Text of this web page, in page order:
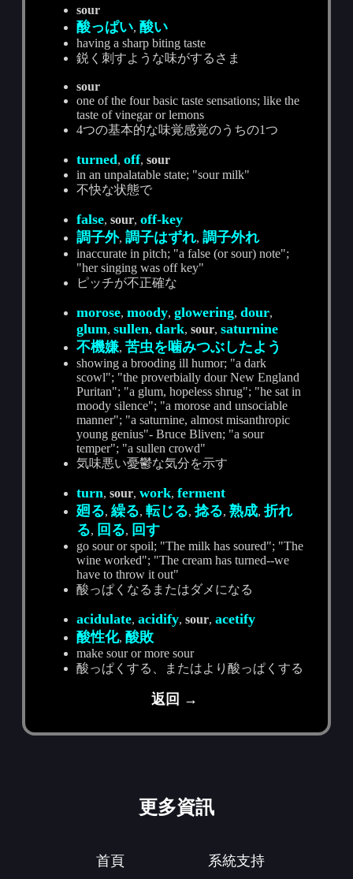
sour
酸っぱい,酸い
having a sharp biting taste
鋭く刺すような味がするさま
sour
one of the four basic taste sensations; like the
taste of vinegar or lemons
4つの基本的な味覚感覚のうちの1つ
turned,off,sour
in an unpalatable state; "sour milk"
不快な状態で
false,sour,off-key
調子外,調子はずれ,調子外れ
inaccurate in pitch; "a false (or sour) note";
"her singing was off key"
ピッチが不正確な
morose,moody,glowering,dour,
glum,sullen,dark,sour,saturnine
不機嫌,苦虫を噛みつぶしたよう
showing a brooding ill humor; "a dark
scowl"; "the proverbially dour New England
Puritan"; "a glum, hopeless shrug"; "he sat in
moody silence"; "a morose and unsociable
manner"; "a saturnine, almost misanthropic
young genius"- Bruce Bliven; "a sour
temper"; "a sullen crowd"
気味悪い憂鬱な気分を示す
turn,sour,work,ferment
廻る,繰る,転じる,捻る,熟成,折れ
る, 回る, 回す
go sour or spoil; "The milk has soured"; "The
wine worked"; "The cream has turned--we
have to throw it out"
酸っぱくなるまたはダメになる
acidulate,acidify,sour,acetify
酸性化,酸敗
make sour or more sour
酸っぱくする、またはより酸っぱくする
返回 →
更多資訊
首頁
系統支持